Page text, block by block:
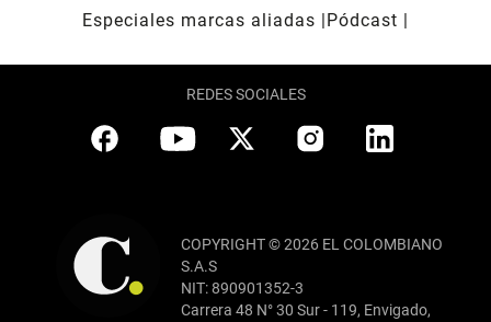
Especiales marcas aliadas
Pódcast
REDES SOCIALES
COPYRIGHT © 2026 EL COLOMBIANO
S.A.S
NIT: 890901352-3
Carrera 48 N° 30 Sur - 119, Envigado,